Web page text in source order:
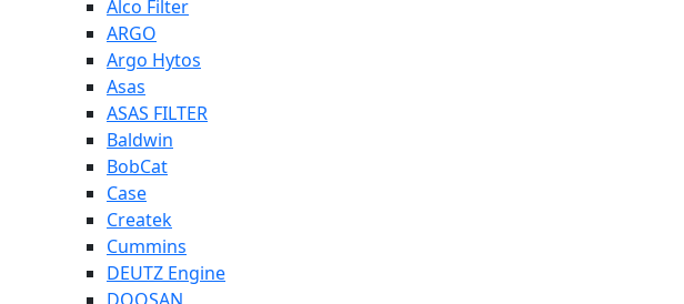
Alco Filter
ARGO
Argo Hytos
Asas
ASAS FILTER
Baldwin
BobCat
Case
Createk
Cummins
DEUTZ Engine